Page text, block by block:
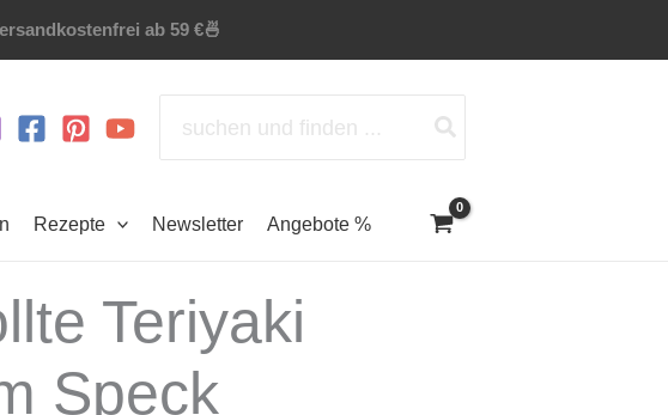
ab 59 €🍜
for:
Rezepte Newsletter Angebote %
Teriyaki
Speck